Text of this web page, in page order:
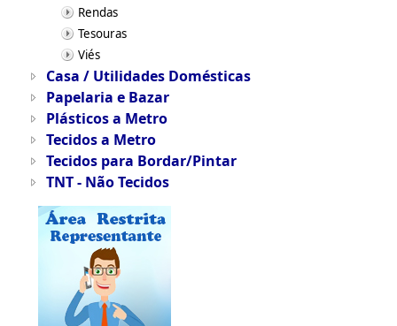
Rendas
Tesouras
Viés
Casa / Utilidades Domésticas
Papelaria e Bazar
Plásticos a Metro
Tecidos a Metro
Tecidos para Bordar/Pintar
TNT - Não Tecidos